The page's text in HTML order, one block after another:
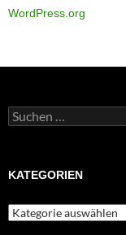
WordPress.org
Suchen
nach:
KATEGORIEN
Kategorien